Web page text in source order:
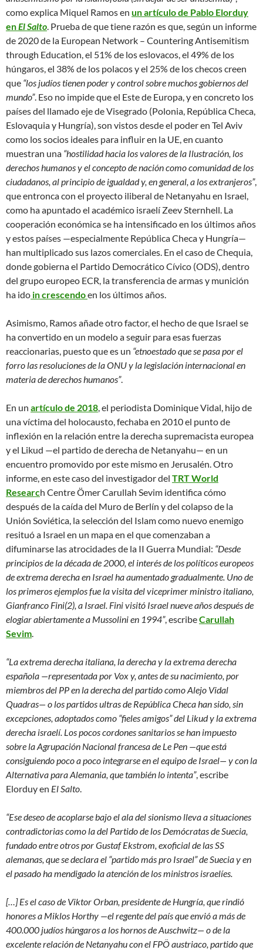
como explica Miquel Ramos en un artículo de Pablo Elorduy
enEl Salto. Prueba de que tiene razón es que, según un informe
de 2020 de la European Network – Countering Antisemitism
through Education, el 51% de los eslovacos, el 49% de los
húngaros, el 38% de los polacos y el 25% de los checos creen
que “los judíos tienen poder y control sobre muchos gobiernos del
mundo”. Eso no impide que el Este de Europa, y en concreto los
países del llamado eje de Visegrado (Polonia, República Checa,
Eslovaquia y Hungría), son vistos desde el poder en Tel Aviv
como los socios ideales para influir en la UE, en cuanto
muestran una “hostilidad hacia los valores de la Ilustración, los
derechos humanos y el concepto de nación como comunidad de los
ciudadanos, al principio de igualdad y, en general, a los extranjeros”,
que entronca con el proyecto iliberal de Netanyahu en Israel,
como ha apuntado el académico israelí Zeev Sternhell. La
cooperación económica se ha intensificado en los últimos años
y estos países —especialmente República Checa y Hungría—
han multiplicado sus lazos comerciales. En el caso de Chequia,
donde gobierna el Partido Democrático Cívico (ODS), dentro
del grupo europeo ECR, la transferencia de armas y munición
ha ido in crescendoen los últimos años.
Asimismo, Ramos añade otro factor, el hecho de que Israel se
ha convertido en un modelo a seguir para esas fuerzas
reaccionarias, puesto que es un “etnoestado que se pasa por el
forro las resoluciones de la ONU y la legislación internacional en
materia de derechos humanos”.
En un artículo de 2018, el periodista Dominique Vidal, hijo de
una víctima del holocausto, fechaba en 2010 el punto de
inflexión en la relación entre la derecha supremacista europea
y el Likud —el partido de derecha de Netanyahu— en un
encuentro promovido por este mismo en Jerusalén. Otro
informe, en este caso del investigador del TRT World
Research Centre Ömer Carullah Sevim identifica cómo
después de la caída del Muro de Berlín y del colapso de la
Unión Soviética, la selección del Islam como nuevo enemigo
resituó a Israel en un mapa en el que comenzaban a
difuminarse las atrocidades de la II Guerra Mundial: “Desde
principios de la década de 2000, el interés de los políticos europeos
de extrema derecha en Israel ha aumentado gradualmente. Uno de
los primeros ejemplos fue la visita del viceprimer ministro italiano,
Gianfranco Fini(2), a Israel. Fini visitó Israel nueve años después de
elogiar abiertamente a Mussolini en 1994”, escribeCarullah
Sevim.
“La extrema derecha italiana, la derecha y la extrema derecha
española —representada por Vox y, antes de su nacimiento, por
miembros del PP en la derecha del partido como Alejo Vidal
Quadras— o los partidos ultras de República Checa han sido, sin
excepciones, adoptados como “fieles amigos” del Likud y la extrema
derecha israelí. Los pocos cordones sanitarios se han impuesto
sobre la Agrupación Nacional francesa de Le Pen —que está
consiguiendo poco a poco integrarse en el equipo de Israel— y con la
Alternativa para Alemania, que también lo intenta”, escribe
Elorduy en El Salto.
“Ese deseo de acoplarse bajo el ala del sionismo lleva a situaciones
contradictorias como la del Partido de los Demócratas de Suecia,
fundado entre otros por Gustaf Ekstrom, exoficial de las SS
alemanas, que se declara el “partido más pro Israel” de Suecia y en
el pasado ha mendigado la atención de los ministros israelíes.
[…] Es el caso de Viktor Orban, presidente de Hungría, que rindió
honores a Miklos Horthy —el regente del país que envió a más de
400.000 judíos húngaros a los hornos de Auschwitz— o de la
excelente relación de Netanyahu con el FPÖ austriaco, partido que